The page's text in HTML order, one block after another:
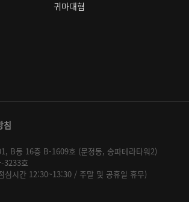
귀마대협
침
B동 16층 B-1609호 (문정동, 송파테라타워2)
3233호
시간 12:30~13:30 / 주말 및 공휴일 휴무)